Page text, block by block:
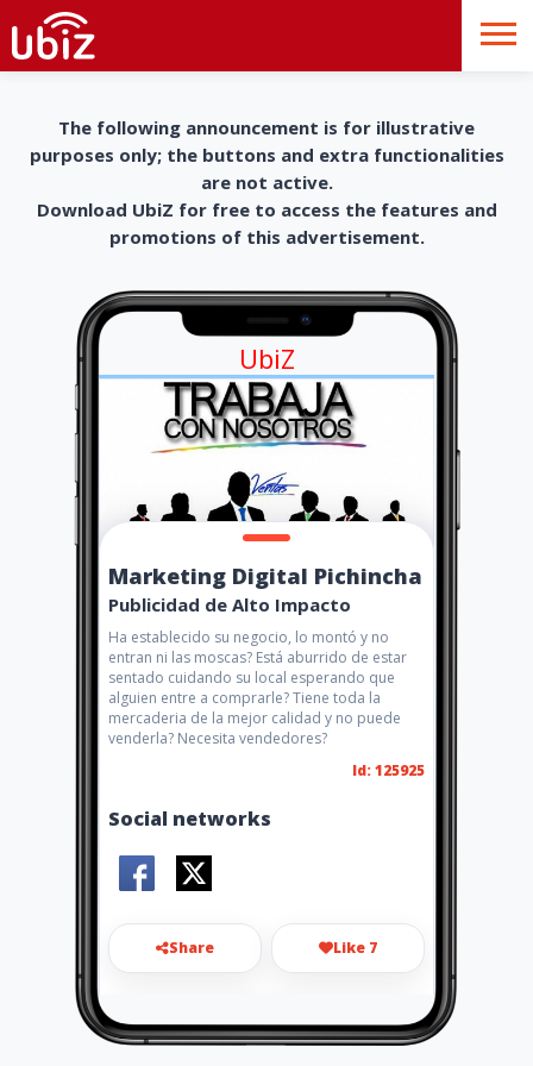
The following announcement is for illustrative
purposes only; the buttons and extra functionalities
are not active.
Download UbiZ for free to access the features and
promotions of this advertisement.
UbiZ
Marketing Digital Pichincha
Publicidad de Alto Impacto
Ha establecido su negocio, lo montó y no
entran ni las moscas? Está aburrido de estar
sentado cuidando su local esperando que
alguien entre a comprarle? Tiene toda la
mercaderia de la mejor calidad y no puede
venderla? Necesita vendedores?
Id: 125925
Social networks
Share Like 7
@gmail.com